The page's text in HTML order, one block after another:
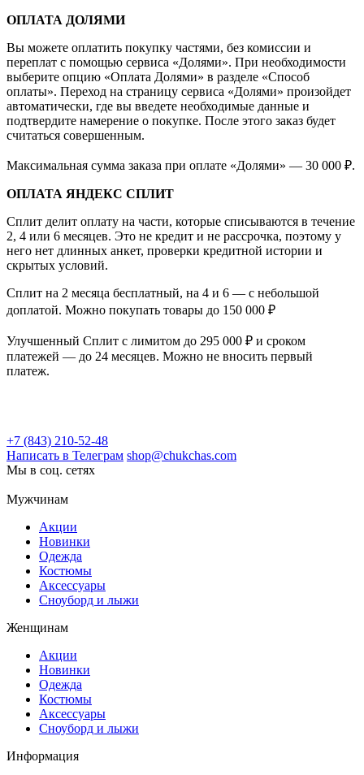
ОПЛАТА ДОЛЯМИ
Вы можете оплатить покупку частями, без комиссии и
переплат с помощью сервиса «Долями». При необходимости
выберите опцию «Оплата Долями» в разделе «Способ
оплаты». Переход на страницу сервиса «Долями» произойдет
автоматически, где вы введете необходимые данные и
подтвердите намерение о покупке. После этого заказ будет
считаться совершенным.
Максимальная сумма заказа при оплате «Долями» — 30 000 ₽.
ОПЛАТА ЯНДЕКС СПЛИТ
Сплит делит оплату на части, которые списываются в течение
2, 4 или 6 месяцев. Это не кредит и не рассрочка, поэтому у
него нет длинных анкет, проверки кредитной истории и
скрытых условий.
Сплит на 2 месяца бесплатный, на 4 и 6 — с небольшой
доплатой. Можно покупать товары до 150 000 ₽
Улучшенный Сплит с лимитом до 295 000 ₽ и сроком
платежей — до 24 месяцев. Можно не вносить первый
платеж.
+7 (843) 210-52-48
Написать в Телеграм shop@chukchas.com
Мы в соц. сетях
Мужчинам
Акции
Новинки
Одежда
Костюмы
Аксессуары
Сноуборд и лыжи
Женщинам
Акции
Новинки
Одежда
Костюмы
Аксессуары
Сноуборд и лыжи
Информация